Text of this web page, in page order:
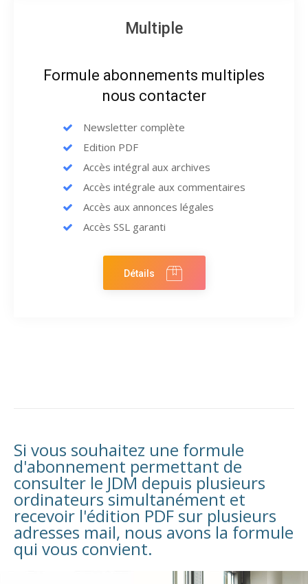
Multiple
Formule abonnements multiples
nous contacter
Newsletter complète
Edition PDF
Accès intégral aux archives
Accès intégrale aux commentaires
Accès aux annonces légales
Accès SSL garanti
Détails
Si vous souhaitez une formule
d'abonnement permettant de
consulter le JDM depuis plusieurs
ordinateurs simultanément et
recevoir l'édition PDF sur plusieurs
adresses mail, nous avons la formule
qui vous convient.